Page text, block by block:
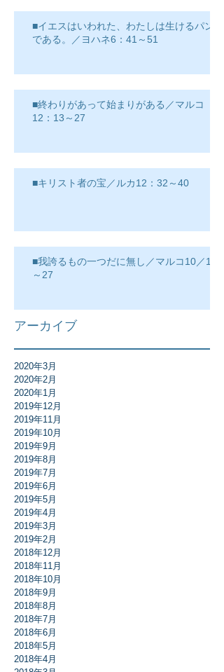
■イエスはいわれた、わたしは生けるパン
である。／ヨハネ6：41～51
■終わりがあって始まりがある／マルコ
12：13～27
■キリスト者の宝／ルカ12：32～40
■我誇るもの一つだに無し／マルコ10／17
～27
アーカイブ
2020年3月
2020年2月
2020年1月
2019年12月
2019年11月
2019年10月
2019年9月
2019年8月
2019年7月
2019年6月
2019年5月
2019年4月
2019年3月
2019年2月
2018年12月
2018年11月
2018年10月
2018年9月
2018年8月
2018年7月
2018年6月
2018年5月
2018年4月